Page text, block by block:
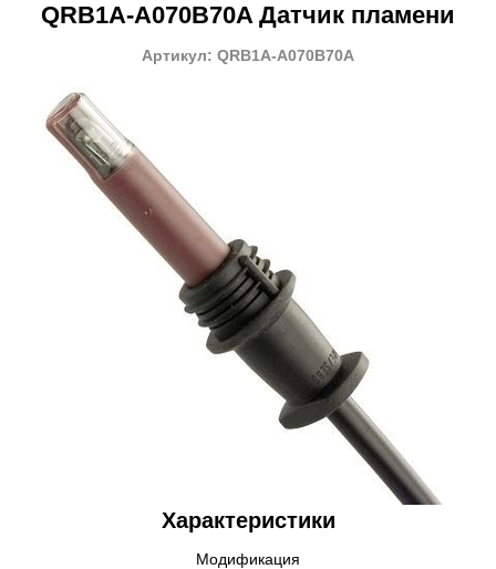
QRB1A-A070B70A Датчик пламени
Артикул: QRB1A-A070B70A
Характеристики
Модификация